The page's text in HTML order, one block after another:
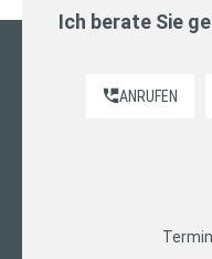
Ich berate Sie
ANRUFEN